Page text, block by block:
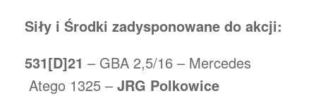
Siły i Środki zadysponowane do akcji:
531[D]21 – GBA 2,5/16 – Mercedes
Atego 1325 – JRG Polkowice